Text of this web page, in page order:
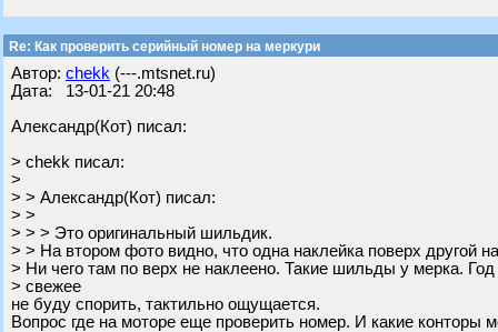
Re: Как проверить серийный номер на меркури
Автор: chekk (---.mtsnet.ru)
Дата: 13-01-21 20:48
Александр(Кот) писал:
> chekk писал:
>
> > Александр(Кот) писал:
> >
> > > Это оригинальный шильдик.
> > На втором фото видно, что одна наклейка поверх другой
> Ни чего там по верх не наклеено. Такие шильды у мерка.
> свежее
не буду спорить, тактильно ощущается.
Вопрос где на моторе еще проверить номер. И какие конторы